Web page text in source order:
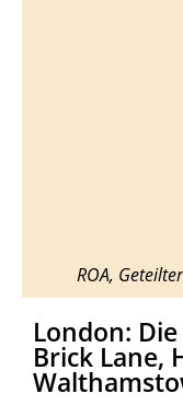
ROA,
London:
Brick Lane,